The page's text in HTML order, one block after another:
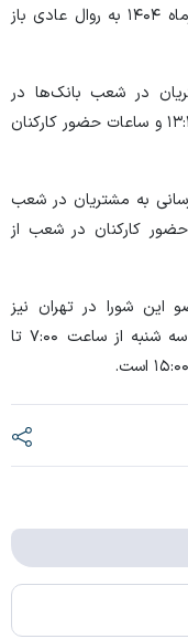
دولتی و نیمه دولتی از روز سه شنبه اول مهرماه ۱۴۰۴ به روال عادی باز
در شعب بانک‌ها در
روز‌های شنبه تا چهارشنبه از ساعت ۷:۳۰ تا ۱۳:۳۰ و ساعات حضور کارکنان
به مشتریان در شعب
الی ۱۲:۳۰ و ساعات حضور کارکنان در شعب از
شورا در تهران نیز
همچون سنوات گذشته، در روز‌های شنبه تا سه شنبه از ساعت ۷:۰۰ تا